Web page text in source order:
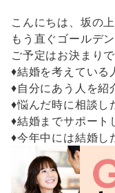
こんにちは、坂の
もう直ぐゴールデ
ご予定はお決まりで
♦結婚を考えている
♦自分にあう人を紹
♦悩んだ時に相談し
♦結婚までサポート
♦今年中には結婚し